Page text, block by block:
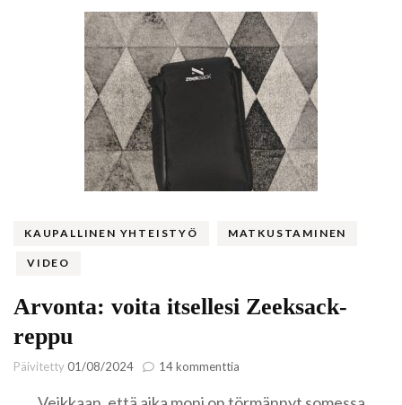
KAUPALLINEN YHTEISTYÖ MATKUSTAMINEN
VIDEO
Arvonta: voita itsellesi Zeeksack-
reppu
Päivitetty01/08/2024 14 kommenttia
voita